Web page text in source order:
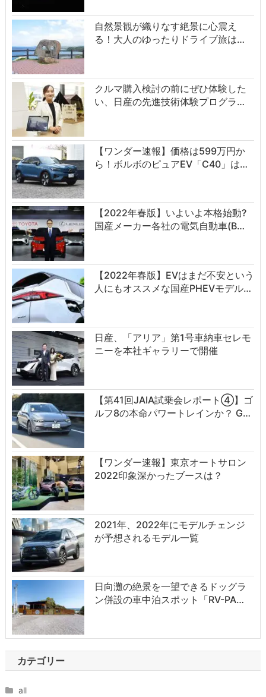
自然景観が織りなす絶景に心震え
る！大人のゆったりドライブ旅は…
クルマ購入検討の前にぜひ体験した
い、日産の先進技術体験プログラ…
【ワンダー速報】価格は599万円か
ら！ボルボのピュアEV「C40」は…
【2022年春版】いよいよ本格始動?
国産メーカー各社の電気自動車(B…
【2022年春版】EVはまだ不安という
人にもオススメな国産PHEVモデル…
日産、「アリア」第1号車納車セレモ
ニーを本社ギャラリーで開催
【第41回JAIA試乗会レポート④】ゴ
ルフ8の本命パワートレインか？ G…
【ワンダー速報】東京オートサロン
2022印象深かったブースは？
2021年、2022年にモデルチェンジ
が予想されるモデル一覧
日向灘の絶景を一望できるドッグラ
ン併設の車中泊スポット「RV-PA…
カテゴリー
all